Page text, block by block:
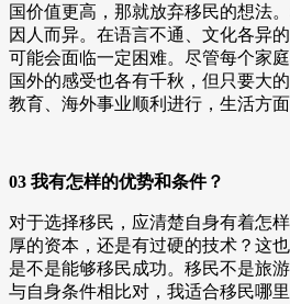
国价值更高，那就放弃移民的想法
因人而异。在语言不通、文化各异
可能会面临一定困难。尽管每个家
国外的感受也各有千秋，但只要大
教育、海外事业顺利进行，生活方
03 我有怎样的优势和条件？
对于选择移民，应清楚自身有着怎
厚的资本，还是有过硬的技术？这
是不是能够移民成功。移民不是旅
与自身条件相比对，我适合移民哪